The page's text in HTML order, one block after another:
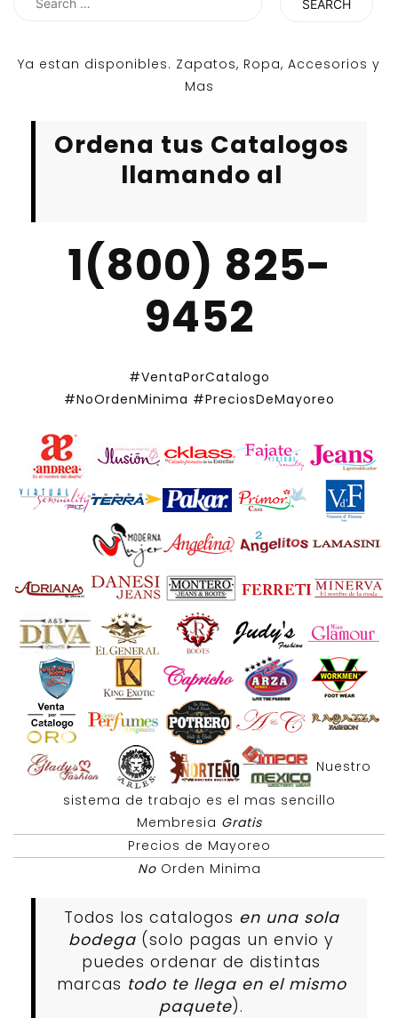
Ya estan disponibles. Zapatos, Ropa, Accesorios y
Mas
Ordena tus Catalogos
llamando al
1(800) 825-
9452
#VentaPorCatalogo
#NoOrdenMinima #PreciosDeMayoreo
Nuestro
sistema de trabajo es el mas sencillo
Membresia Gratis
Precios de Mayoreo
NoOrden Minima
Todos los catalogos en una sola
bodega (solo pagas un envio y
puedes ordenar de distintas
marcas todo te llega en el mismo
paquete).